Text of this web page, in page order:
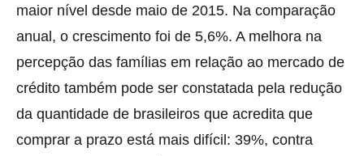
maior nível desde maio de 2015. Na comparação
anual, o crescimento foi de 5,6%. A melhora na
percepção das famílias em relação ao mercado de
crédito também pode ser constatada pela redução
da quantidade de brasileiros que acredita que
comprar a prazo está mais difícil: 39%, contra